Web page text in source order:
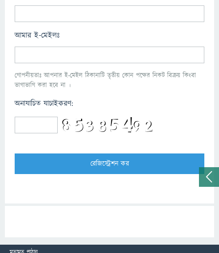
আমার ই-মেইলঃ
গোপনীয়তাঃ আপনার ই-মেইল ঠিকানাটি তৃতীয় কোন পক্ষের নিকট বিক্রয় কিংবা
ভাগাভাগি করা হবে না ।
অনাযাচিত যাচাইকরণ: